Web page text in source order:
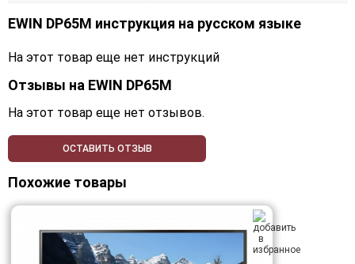
EWIN DP65M инструкция на русском языке
На этот товар еще нет инструкций
Отзывы на EWIN DP65M
На этот товар еще нет отзывов.
ОСТАВИТЬ ОТЗЫВ
Похожие товары